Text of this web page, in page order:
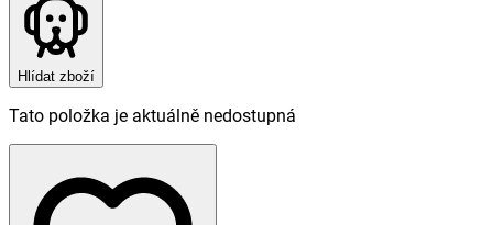
Hlídat zboží
Tato položka je aktuálně nedostupná